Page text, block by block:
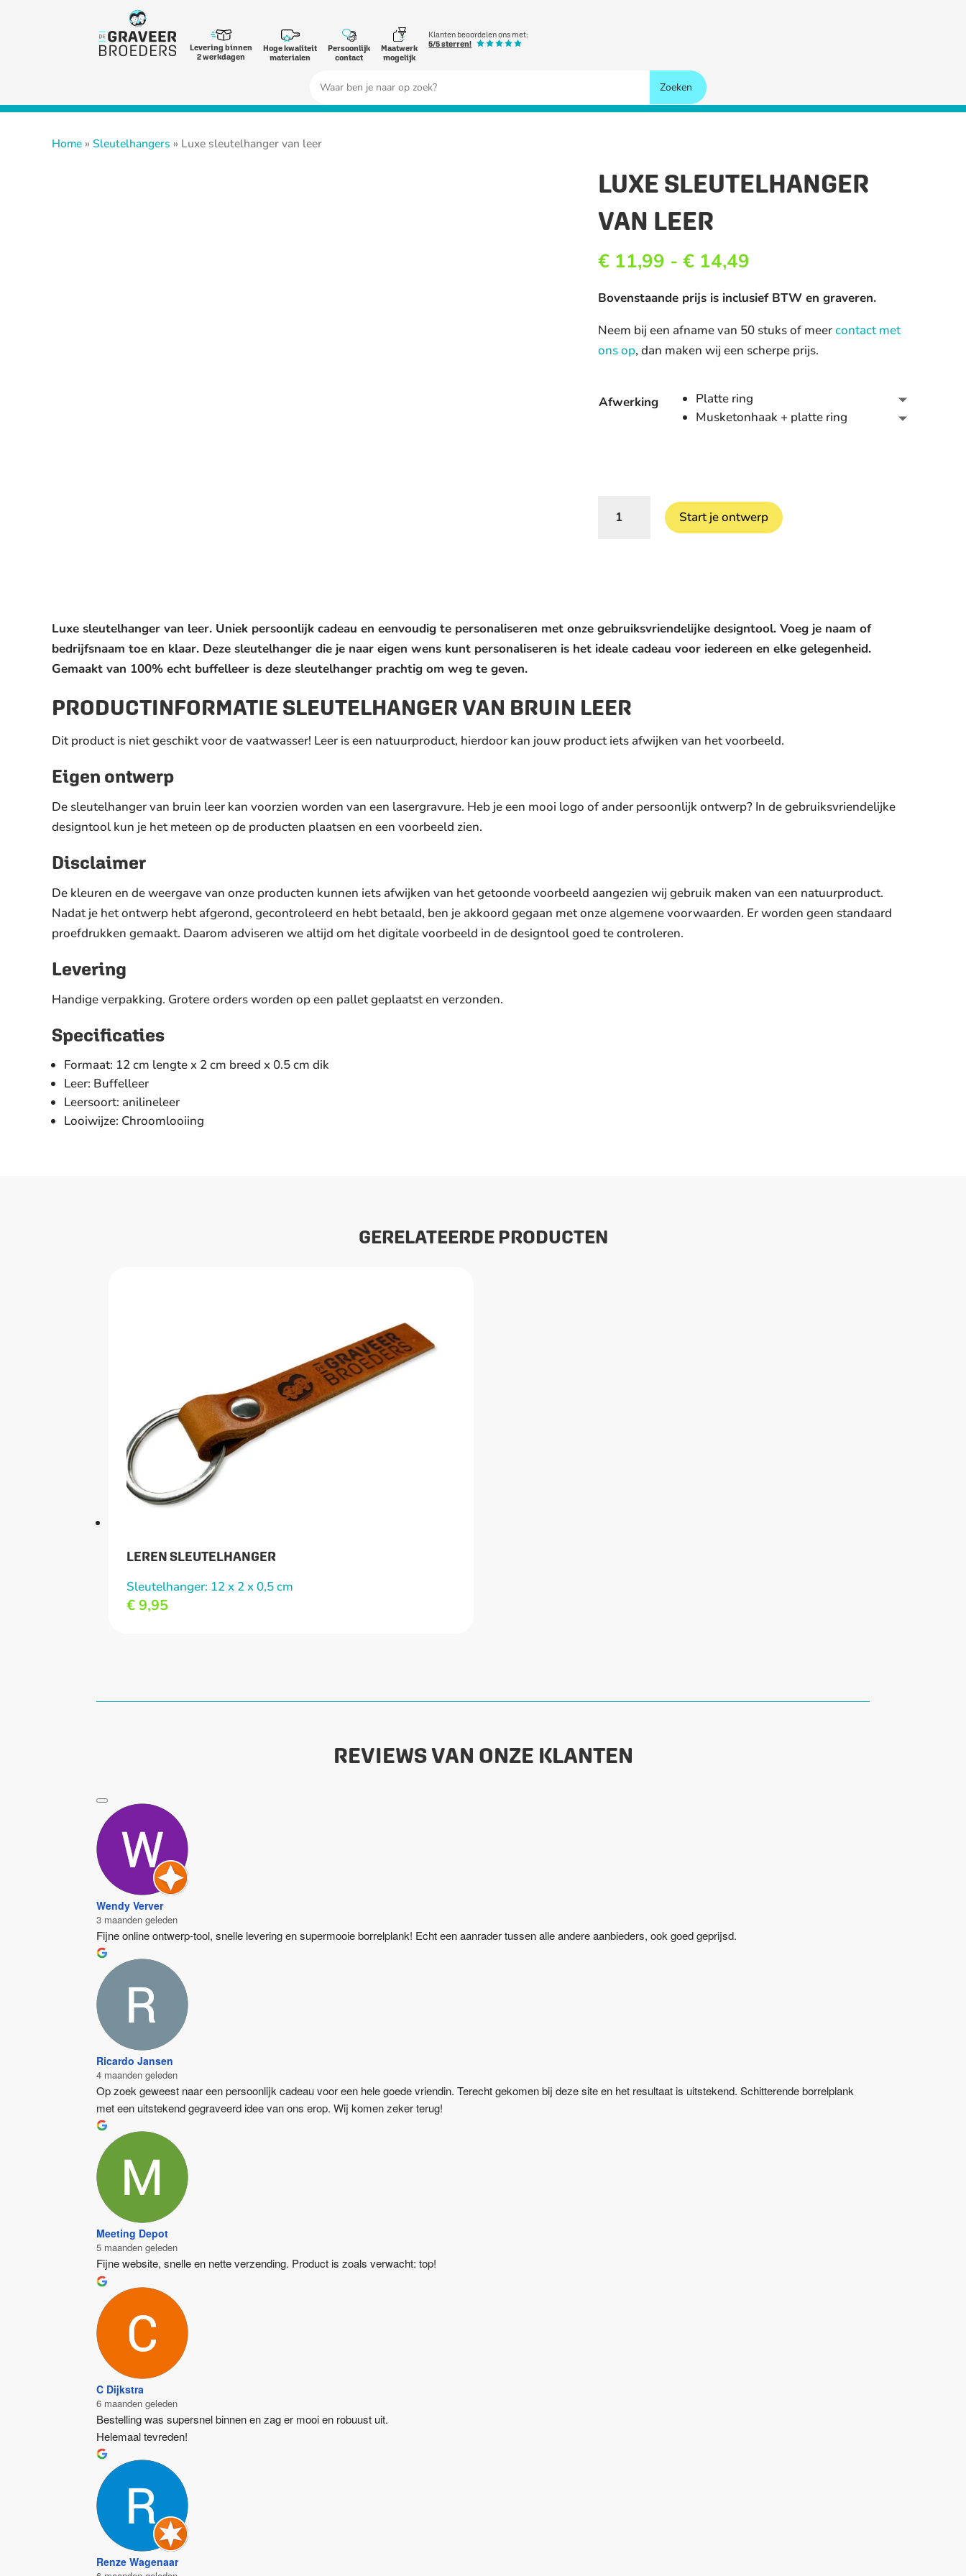
Levering binnen
2 werkdagen
Hoge kwaliteit
materialen
Persoonlijk
contact
Maatwerk
mogelijk
Klanten beoordelen ons met:
5/5 sterren!
naar:
Home » Sleutelhangers » Luxe sleutelhanger van leer
LUXE SLEUTELHANGER
VAN LEER
€11,99 - €14,49Prijsklasse:
tot
€ 14,49
Bovenstaande prijs is inclusief BTW en graveren.
Neem bij een afname van 50 stuks of meercontact met
ons op, dan maken wij een scherpe prijs.
Afwerking
Platte ring
Musketonhaak + platte ring
sleutelhanger Start je ontwerp
Luxe sleutelhanger van leer. Uniek persoonlijk cadeau en eenvoudig te personaliseren met onze gebruiksvriendelijke designtool. Voeg je naam of
bedrijfsnaam toe en klaar. Deze sleutelhanger die je naar eigen wens kunt personaliseren is het ideale cadeau voor iedereen en elke gelegenheid.
Gemaakt van 100% echt buffelleer is deze sleutelhanger prachtig om weg te geven.
PRODUCTINFORMATIE SLEUTELHANGER VAN BRUIN LEER
Dit product is niet geschikt voor de vaatwasser! Leer is een natuurproduct, hierdoor kan jouw product iets afwijken van het voorbeeld.
Eigen ontwerp
De sleutelhanger van bruin leer kan voorzien worden van een lasergravure. Heb je een mooi logo of ander persoonlijk ontwerp? In de gebruiksvriendelijke
designtool kun je het meteen op de producten plaatsen en een voorbeeld zien.
Disclaimer
De kleuren en de weergave van onze producten kunnen iets afwijken van het getoonde voorbeeld aangezien wij gebruik maken van een natuurproduct.
Nadat je het ontwerp hebt afgerond, gecontroleerd en hebt betaald, ben je akkoord gegaan met onze algemene voorwaarden. Er worden geen standaard
proefdrukken gemaakt. Daarom adviseren we altijd om het digitale voorbeeld in de designtool goed te controleren.
Levering
Handige verpakking. Grotere orders worden op een pallet geplaatst en verzonden.
Specificaties
Formaat: 12 cm lengte x 2 cm breed x 0.5 cm dik
Leer: Buffelleer
Leersoort: anilineleer
Looiwijze: Chroomlooiing
GERELATEERDE PRODUCTEN
LEREN SLEUTELHANGER
Sleutelhanger: 12 x 2 x 0,5 cm
€9,95
REVIEWS VAN ONZE KLANTEN
Wendy Verver
3 maanden geleden
Fijne online ontwerp-tool, snelle levering en supermooie borrelplank! Echt een aanrader tussen alle andere aanbieders, ook goed geprijsd.
Ricardo Jansen
4 maanden geleden
Op zoek geweest naar een persoonlijk cadeau voor een hele goede vriendin. Terecht gekomen bij deze site en het resultaat is uitstekend. Schitterende borrelplank
met een uitstekend gegraveerd idee van ons erop. Wij komen zeker terug!
Meeting Depot
5 maanden geleden
Fijne website, snelle en nette verzending. Product is zoals verwacht: top!
C Dijkstra
6 maanden geleden
Bestelling was supersnel binnen en zag er mooi en robuust uit.
Helemaal tevreden!
Renze Wagenaar